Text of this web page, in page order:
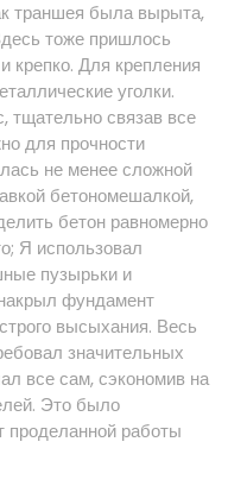
траншея была вырыта,
тоже пришлось
крепко. Для крепления
уголки.
тщательно связав все
для прочности
не менее сложной
бетономешалкой,
бетон равномерно
Я использовал
пузырьки и
фундамент
высыхания. Весь
значительных
все сам, сэкономив на
Это было
проделанной работы